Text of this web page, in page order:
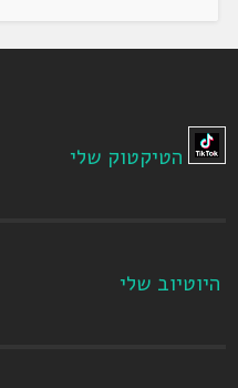
הטיקטוק שלי
היוטיוב שלי